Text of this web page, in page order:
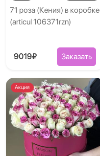
71 роза (Кения) в коробке
(articul 106371rzn)
9019₽ Заказать
Акция